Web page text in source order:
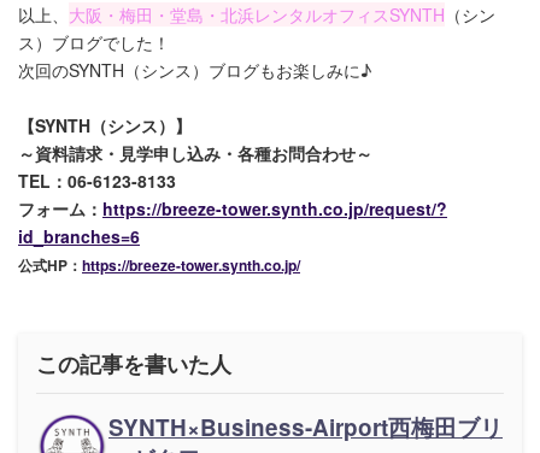
以上、 大阪・梅田・堂島・北浜レンタルオフィスSYNTH （シン
ス）ブログでした！
次回のSYNTH（シンス）ブログもお楽しみに♪
【SYNTH（シンス）】
～資料請求・見学申し込み・各種お問合わせ～
TEL：06-6123-8133
フォーム： https://breeze-tower.synth.co.jp/request/?
id_branches=6
公式HP： https://breeze-tower.synth.co.jp/
この記事を書いた人
SYNTH×Business-Airport西梅田ブリ